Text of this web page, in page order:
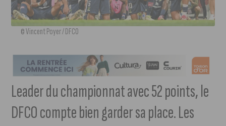
© Vincent Poyer / DFCO
Leader du championnat avec 52 points, le
DFCO compte bien garder sa place. Les